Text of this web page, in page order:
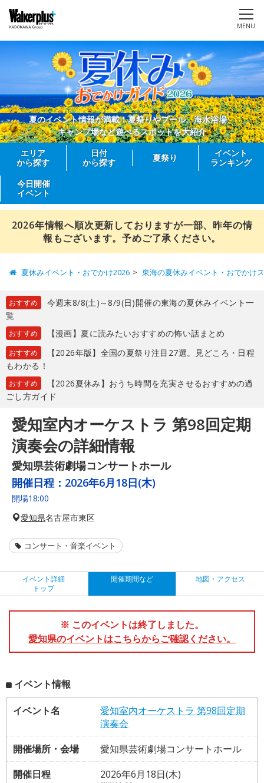
MENU
夏のイベント情報が満載！夏祭りやプール、海水浴場、
キャンプ場など遊べるスポットを大紹介
エリア
から探す
日付
から探す
夏祭り
イベント
ランキング
今日開催
イベント
2026年情報へ順次更新しておりますが一部、昨年の情
報もございます。予めご了承ください。
夏休みイベント・おでかけ2026 東海の夏休みイベント・おでかけ
おすすめ
今週末8/8(土)～8/9(日)開催の東海の夏休みイベント一
覧
おすすめ 【漫画】夏に読みたいおすすめの怖い話まとめ
おすすめ
【2026年版】全国の夏祭り注目27選。見どころ・日程
もわかる！
おすすめ
【2026夏休み】おうち時間を充実させるおすすめの過
ごし方ガイド
愛知室内オーケストラ 第98回定期
演奏会の詳細情報
愛知県芸術劇場コンサートホール
開催日程： 2026年6月18日(木)
開場18:00
愛知県名古屋市東区
コンサート・音楽イベント
イベント詳細
トップ
開催期間など 地図・アクセス
※ このイベントは終了しました。
愛知県のイベントはこちらからご確認ください。
イベント情報
イベント名
愛知室内オーケストラ 第98回定期
演奏会
開催場所・会場
愛知県芸術劇場コンサートホール
開催日程
2026年6月18日(木)